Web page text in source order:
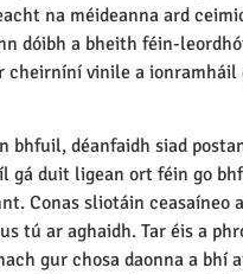
na méideanna ard
dóibh a bheith féin-
cheirníní vinile a
bhfuil, déanfaidh siad
gá duit ligean ort féin go
Conas sliotáin
tú ar aghaidh. Tar éis a
gur chosa daonna a bhí